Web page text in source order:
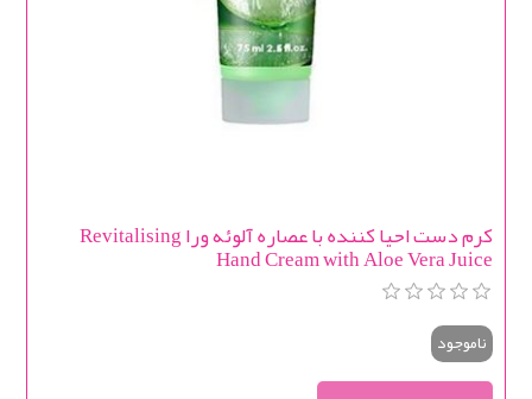
کرم دست احیا کننده با عصاره آلوئه ورا Revitalising
Hand Cream with Aloe Vera Juice
ناموجود